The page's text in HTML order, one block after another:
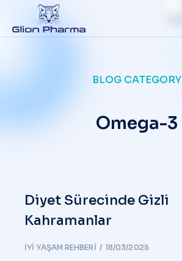
BLOG CATEGORY
Omega-3
Diyet Sürecinde Gizli
Kahramanlar
İYI YAŞAM REHBERI 18/03/2025